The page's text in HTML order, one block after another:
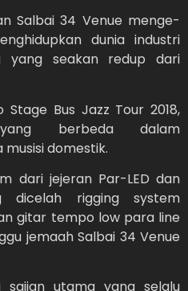
Salbai 34 Venue menge-
dunia industri
yang seakan redup dari
Bus Jazz Tour 2018,
berbeda dalam
domestik.
dari jejeran Par-LED dan
dicelah rigging system
gitar tempo low para line
jemaah Salbai 34 Venue
sajian utama yang selalu